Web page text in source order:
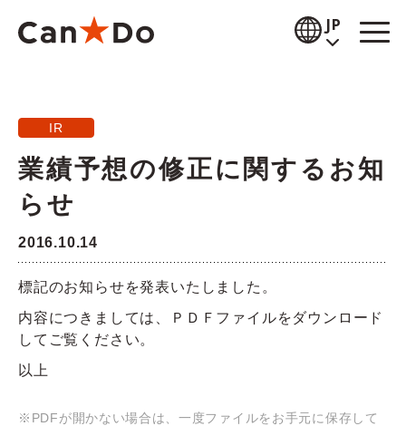
JP
お知らせ
商品情報
公式通販
採用情報
IR
業績予想の修正に関するお知
らせ
2016.10.14
標記のお知らせを発表いたしました。
内容につきましては、ＰＤＦファイルをダウンロード
してご覧ください。
以上
※PDFが開かない場合は、一度ファイルをお手元に保存して